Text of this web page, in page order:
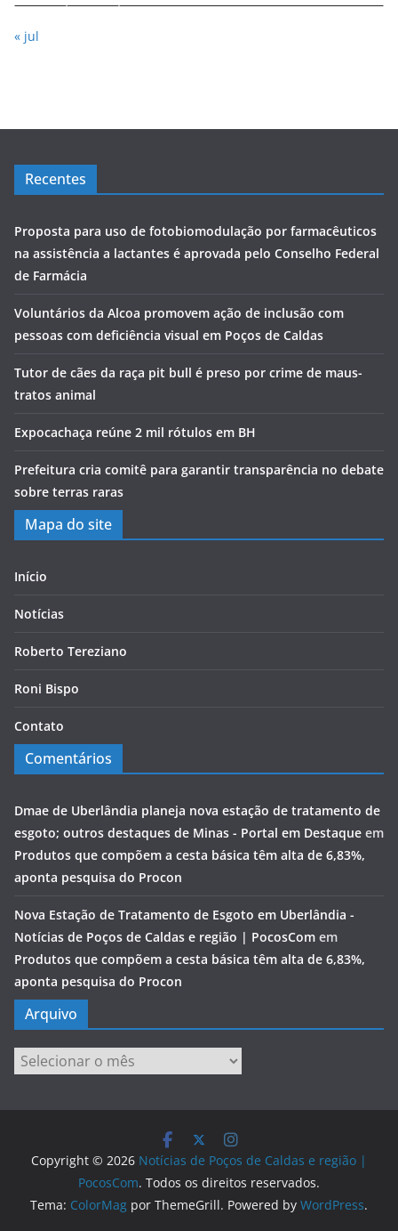
« jul
Recentes
Proposta para uso de fotobiomodulação por farmacêuticos
na assistência a lactantes é aprovada pelo Conselho Federal
de Farmácia
Voluntários da Alcoa promovem ação de inclusão com
pessoas com deficiência visual em Poços de Caldas
Tutor de cães da raça pit bull é preso por crime de maus-
tratos animal
Expocachaça reúne 2 mil rótulos em BH
Prefeitura cria comitê para garantir transparência no debate
sobre terras raras
Mapa do site
Início
Notícias
Roberto Tereziano
Roni Bispo
Contato
Comentários
Dmae de Uberlândia planeja nova estação de tratamento de
esgoto; outros destaques de Minas - Portal em Destaque em
Produtos que compõem a cesta básica têm alta de 6,83%,
aponta pesquisa do Procon
Nova Estação de Tratamento de Esgoto em Uberlândia -
Notícias de Poços de Caldas e região | PocosCom em
Produtos que compõem a cesta básica têm alta de 6,83%,
aponta pesquisa do Procon
Arquivo
Arquivo
Copyright © 2026 Notícias de Poços de Caldas e região |
PocosCom. Todos os direitos reservados.
Tema: ColorMag por ThemeGrill. Powered by WordPress.